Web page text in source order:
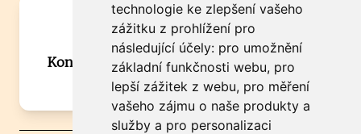
technologie ke zlepšení vašeho
zážitku z prohlížení pro
následující účely: pro umožnění
základní funkčnosti webu, pro
lepší zážitek z webu, pro měření
vašeho zájmu o naše produkty a
služby a pro personalizaci
Máte zajímavou informaci? Chcete
spolupracovat?
Kontaktujte šéfredaktora Martina Chalupu:
chalupa@ctidoma.cz